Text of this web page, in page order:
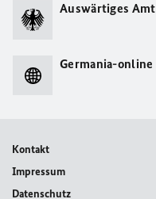
Auswärtiges Amt
Germania-online
Kontakt
Impressum
Datenschutz